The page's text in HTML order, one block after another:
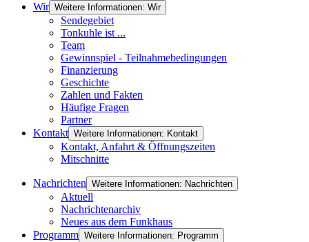
Wir Weitere Informationen: Wir
Sendegebiet
Tonkuhle ist ...
Team
Gewinnspiel - Teilnahmebedingungen
Finanzierung
Geschichte
Zahlen und Fakten
Häufige Fragen
Partner
Kontakt Weitere Informationen: Kontakt
Kontakt, Anfahrt & Öffnungszeiten
Mitschnitte
Nachrichten Weitere Informationen: Nachrichten
Aktuell
Nachrichtenarchiv
Neues aus dem Funkhaus
Programm Weitere Informationen: Programm